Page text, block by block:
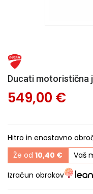
Ducati motoristična
549,00 €
Hitro in enostavno
Že od 10,40 €
Vaš
Izračun obrokov